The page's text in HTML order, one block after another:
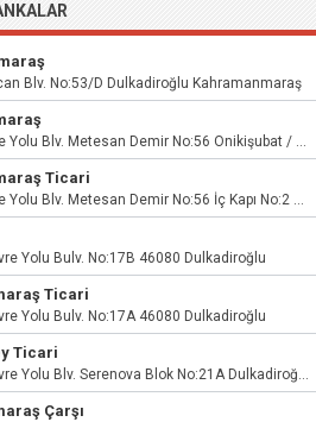
Blv. No:53/D Dulkadiroğlu Kahramanmaraş
İstasyon Mah. Doğu Çevre Yolu Blv. Metesan Demir No:56 Onikişubat / Kahramanmaraş
Ticari
İstasyon Mah. Doğu Çevre Yolu Blv. Metesan Demir No:56 İç Kapı No:2 Dulkadiroğlu / Kahramanmaraş
Yolu Bulv. No:17B 46080 Dulkadiroğlu
Ticari
Yolu Bulv. No:17A 46080 Dulkadiroğlu
Ticari
Egemenlik Mah. Doğu Çevre Yolu Blv. Serenova Blok No:21A Dulkadiroğlu / Kahramanmaraş
Çarşı